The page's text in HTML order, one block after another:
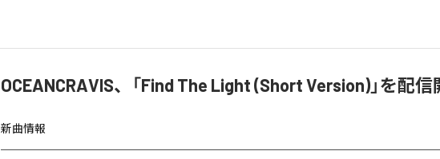
OCEANCRAVIS、「Find The Light (Short Version)」を配信
新曲情報